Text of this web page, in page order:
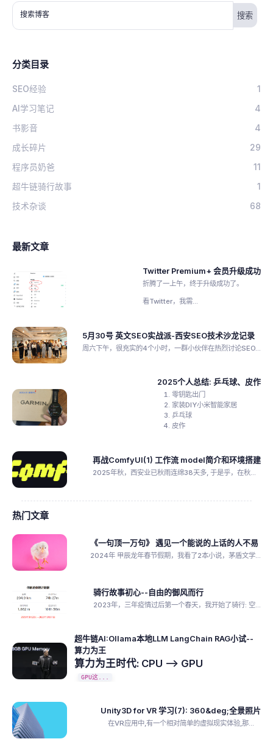
搜索博客
分类目录
SEO经验
1
AI学习笔记
4
书影音
4
成长碎片
29
程序员奶爸
11
超牛链骑行故事
1
技术杂谈
68
最新文章
Twitter Premium+ 会员升级成功
折腾了一上午，终于升级成功了。
看Twitter，我需...
5月30号 英文SEO实战派-西安SEO技术沙龙记录
周六下午，很充实的4个小时，一群小伙伴在热烈讨论SEO...
2025个人总结: 乒乓球、皮作
零钥匙出门
家装DIY小米智能家居
乒乓球
皮作
再战ComfyUI(1) 工作流 model简介和环境搭建
2025年秋，西安业已秋雨连绵38天多, 于是乎，在秋...
热门文章
《一句顶一万句》 遇见一个能说的上话的人不易
2024年 甲辰龙年春节假期，我看了2本小说，茅盾文学...
骑行故事初心--自由的御风而行
2023年，三年疫情过后第一个春天，我开始了骑行: 空...
超牛链AI:Ollama本地LLM LangChain RAG小试--
算力为王
算力为王时代: CPU --> GPU
GPU这...
Unity3D for VR 学习(7): 360&deg;全景照片
在VR应用中,有一个相对简单的虚拟现实体验,那...